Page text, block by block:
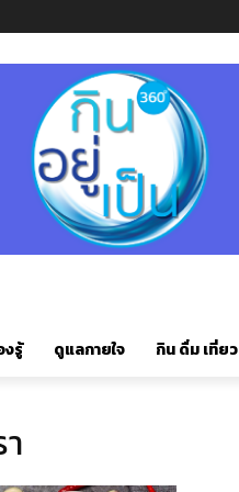
งรู้ ดูแลกายใจ กิน ดื่ม เที่ยว